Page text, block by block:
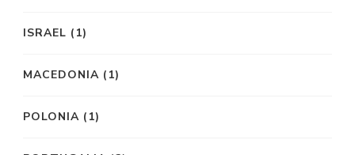
ISRAEL (1)
MACEDONIA (1)
POLONIA (1)